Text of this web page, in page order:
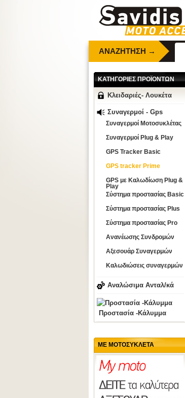
ΑΝΑΖΗΤΗΣΗ →
ΚΑΤΗΓΟΡΙΕΣ ΠΡΟΪΟΝΤΩΝ
Κλειδαριές- Λουκέτα
Συναγερμοί - Gps
Συναγερμοί Μοτοσυκλέτας
Συναγερμοί Plug & Play
GPS Tracker Basic
GPS tracker Prime
GPS με Καλωδίωση Plug &
Play
Σύστημα προστασίας Basic
Σύστημα προστασίας Plus
Σύστημα προστασίας Pro
Ανανέωσης Συνδρομών
Αξεσουάρ Συναγερμών
Καλωδιώσεις συναγερμών
Αναλώσιμα Ανταλ/κά
Προστασία -Κάλυμμα
ΜΕ ΜΟΤΟΣΥΚΛΕΤΑ